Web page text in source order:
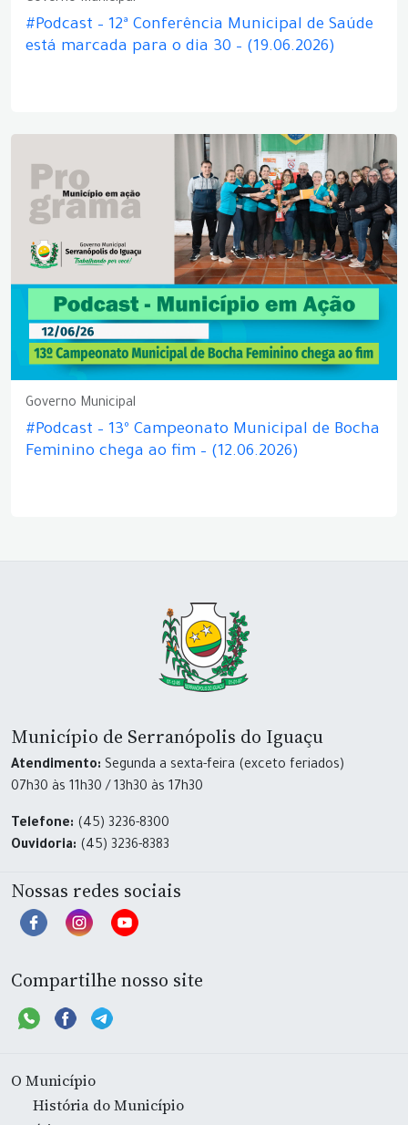
#Podcast – 12ª Conferência Municipal de Saúde
está marcada para o dia 30 – (19.06.2026)
Governo Municipal
#Podcast – 13º Campeonato Municipal de Bocha
Feminino chega ao fim – (12.06.2026)
Município de Serranópolis do Iguaçu
Atendimento: Segunda a sexta-feira (exceto feriados)
07h30 às 11h30 / 13h30 às 17h30
Telefone: (45) 3236-8300
Ouvidoria: (45) 3236-8383
Nossas redes sociais
Compartilhe nosso site
O Município
História do Município